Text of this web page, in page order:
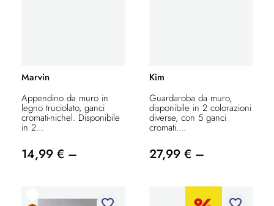
Marvin
Appendino da muro in
legno truciolato, ganci
cromati-nichel. Disponibile
in 2...
14,99 € –
Kim
Guardaroba da muro,
disponibile in 2 colorazioni
diverse, con 5 ganci
cromati....
27,99 € –